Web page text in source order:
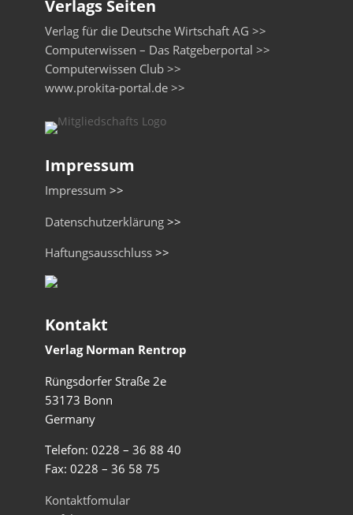
Verlags Seiten
Verlag für die Deutsche Wirtschaft AG >>
Computerwissen – Das Ratgeberportal >>
Computerwissen Club >>
www.prokita-portal.de >>
Impressum
Impressum >>
Datenschutzerklärung>>
Haftungsausschluss>>
Kontakt
Verlag Norman Rentrop
Rüngsdorfer Straße 2e
53173 Bonn
Germany
Telefon: 0228 – 36 88 40
Fax: 0228 – 36 58 75
Kontaktfomular